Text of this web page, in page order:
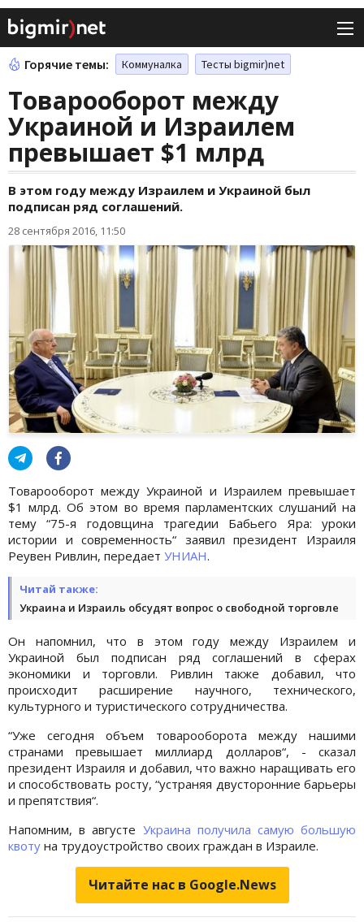
Горячие темы: Коммуналка Тесты bigmir)net
Товарооборот между
Украиной и Израилем
превышает $1 млрд
В этом году между Израилем и Украиной был
подписан ряд соглашений.
28 сентября 2016, 11:50
Товарооборот между Украиной и Израилем превышает
$1 млрд. Об этом во время парламентских слушаний на
тему “75-я годовщина трагедии Бабьего Яра: уроки
истории и современность“ заявил президент Израиля
Реувен Ривлин, передает УНИАН.
Читай также:
Украина и Израиль обсудят вопрос о свободной торговле
Он напомнил, что в этом году между Израилем и
Украиной был подписан ряд соглашений в сферах
экономики и торговли. Ривлин также добавил, что
происходит расширение научного, технического,
культурного и туристического сотрудничества.
“Уже сегодня объем товарооборота между нашими
странами превышает миллиард долларов“, - сказал
президент Израиля и добавил, что важно наращивать его
и способствовать росту, “устраняя двусторонние барьеры
и препятствия“.
Напомним, в августе Украина получила самую большую
квоту на трудоустройство своих граждан в Израиле.
Читайте нас в Google.News